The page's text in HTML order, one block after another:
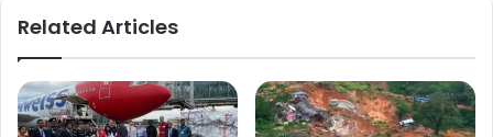
Related Articles